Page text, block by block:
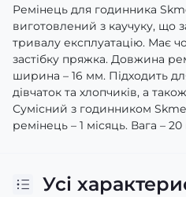
Ремінець для годинника
виготовлений з каучуку, що
тривалу експлуатацію. Має
застібку пряжка. Довжина
ширина – 16 мм. Підходить
дівчаток та хлопчиків, а
Сумісний з годинником Skmei
ремінець – 1 місяць. Вага – 20
Усі